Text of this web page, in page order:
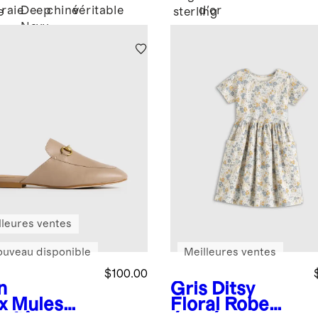
Deep
Navy
chinévéritable
sterling
d'or
Mules
$100.00
ventes
disponible
Gris Ditsy
Floral
Robe
Meilleures ventes